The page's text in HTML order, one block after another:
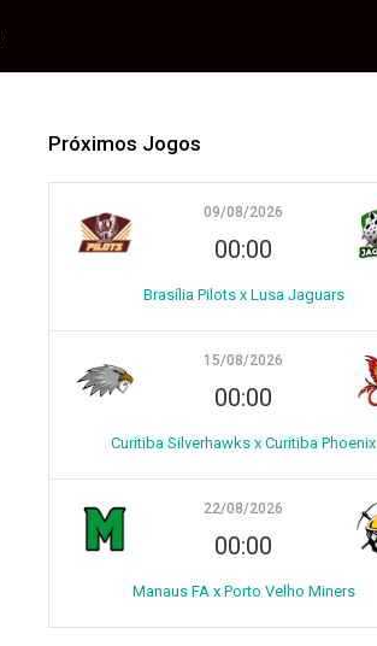
Próximos Jogos
09/08/2026
00:00
Brasília Pilots x Lusa Jaguars
15/08/2026
00:00
Curitiba Silverhawks x Curitiba Phoenix
22/08/2026
00:00
Manaus FA x Porto Velho Miners